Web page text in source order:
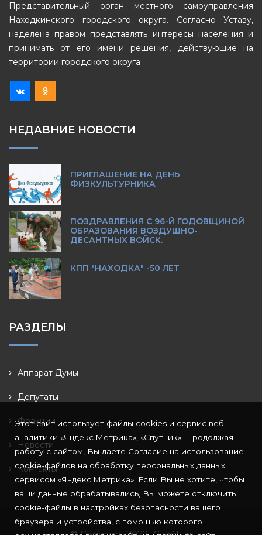
Представительный орган местного самоуправления
Находкинского городского округа. Согласно Уставу,
наделена правом представлять интересы населения и
принимать от его имени решения, действующие на
территории городского округа
НЕДАВНИЕ НОВОСТИ
ПРИГЛАШЕНИЕ НА ДЕНЬ
ФИЗКУЛЬТУРНИКА
ПОЗДРАВЛЕНИЯ С 96-Й ГОДОВЩИНОЙ
ОБРАЗОВАНИЯ ВОЗДУШНО-
ДЕСАНТНЫХ ВОЙСК.
КПП "НАХОДКА" -50 ЛЕТ
РАЗДЕЛЫ
Аппарат Думы
Депутаты
Фракции
Новости
Контакты
Этот сайт использует файлы cookies и сервис веб-
аналитики «Яндекс.Метрика», «Спутник». Продолжая
работу с сайтом, Вы даете Согласие на использование
cookie-файлов на обработку персональных данных
сервисом «Яндекс.Метрика». Если Вы не хотите, чтобы
ваши данные обрабатывались, Вы можете отключить
cookie-файлы в настройках безопасности вашего
браузера и устройства, с помощью которого